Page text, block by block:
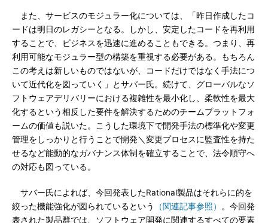
また、サービスのモジュラー化については、「昨日作成したコ
ードは明日のレガシーとなる。しかし、安定したコードを再利用
することで、ビジネスを迅速に進めることもできる。つまり、再
利用可能なモジュラー型の構築を重視する必要がある。もちろん
この考えは新しいものではないが、コードだけではなく手法につ
いて近代化を図っていく」とサバー氏。続けて、グローバルなソ
フトウェアデリバリーにおける複雑性を最小化し、柔軟性を最大
化するという相反した要件を解決するためのチームプラットフォ
ームの価値も説いた。こうした環境下で開発手法の標準化や変更
管理をしっかりと行うことで開発＼変更プロセスに監査性を持た
せるなど能動的なガバナンス体制を確立することで、法令順守へ
の対応も図っている。
サバー氏によれば、今回発表したRational製品はそれらに的を
絞った機能強化が図られているという
（関連記事参照）
。今回発
表された製品群では、ソフトウェア開発に関連するすべての要素